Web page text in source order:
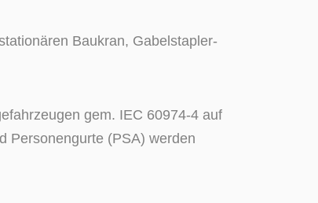
Baukran, Gabelstapler-
gem. IEC 60974-4 auf
Personengurte (PSA) werden